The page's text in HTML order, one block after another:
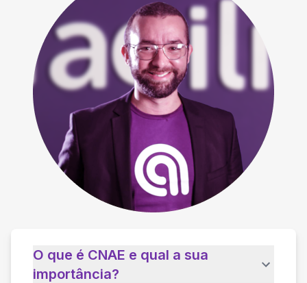
O que é CNAE e qual a sua
importância?